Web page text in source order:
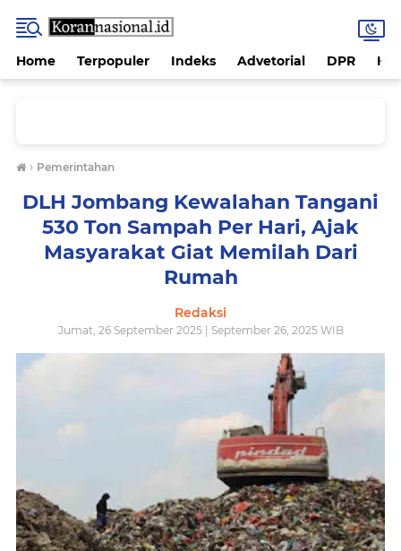
Home Terpopuler Indeks Advetorial DPR
› Pemerintahan
DLH Jombang Kewalahan Tangani
530 Ton Sampah Per Hari, Ajak
Masyarakat Giat Memilah Dari
Rumah
Redaksi
Jumat, 26 September 2025 | September 26, 2025 WIB